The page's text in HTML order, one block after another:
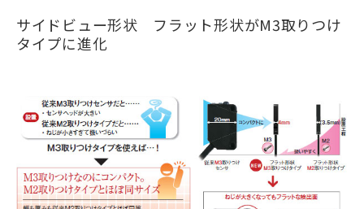
サイドビュー形状 フラット形状がM3取りつけ
タイプに進化